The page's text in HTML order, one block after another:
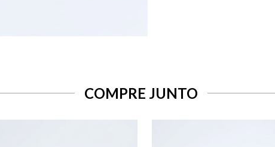
COMPRE JUNTO